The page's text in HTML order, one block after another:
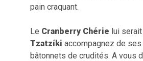
pain craquant.
Le Cranberry Chérie lui
Tzatzíki accompagnez de
bâtonnets de crudités. A vous